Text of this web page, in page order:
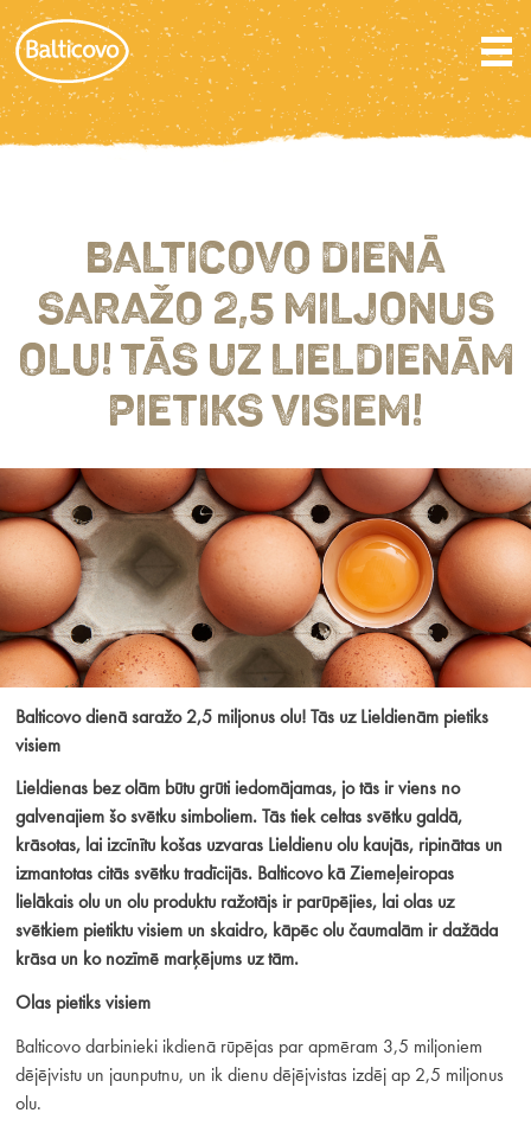
BALTICOVO DIENĀ
SARAŽO 2,5 MILJONUS
OLU! TĀS UZ LIELDIENĀM
PIETIKS VISIEM!
Balticovo dienā saražo 2,5 miljonus olu! Tās uz Lieldienām pietiks
visiem
Lieldienas bez olām būtu grūti iedomājamas, jo tās ir viens no
galvenajiem šo svētku simboliem. Tās tiek celtas svētku galdā,
krāsotas, lai izcīnītu košas uzvaras Lieldienu olu kaujās, ripinātas un
izmantotas citās svētku tradīcijās. Balticovo kā Ziemeļeiropas
lielākais olu un olu produktu ražotājs ir parūpējies, lai olas uz
svētkiem pietiktu visiem un skaidro, kāpēc olu čaumalām ir dažāda
krāsa un ko nozīmē marķējums uz tām.
Olas pietiks visiem
Balticovo darbinieki ikdienā rūpējas par apmēram 3,5 miljoniem
dējējvistu un jaunputnu, un ik dienu dējējvistas izdēj ap 2,5 miljonus
olu.